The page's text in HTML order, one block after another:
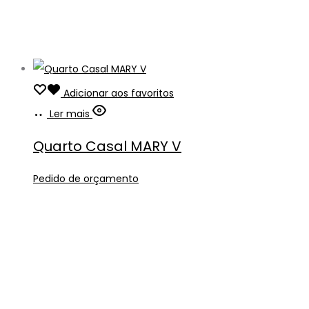
Adicionar aos favoritos
Ler mais
Quarto Casal MARY V
Pedido de orçamento